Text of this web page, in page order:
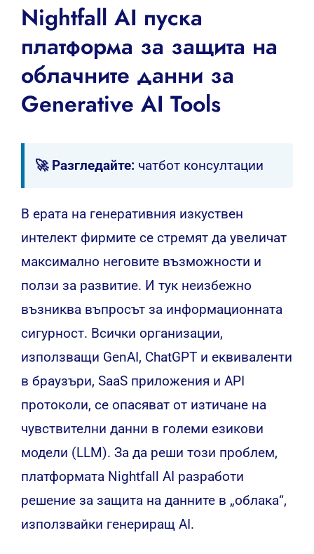
Nightfall AI пуска
платформа за защита на
облачните данни за
Generative AI Tools
🚀 Разгледайте: чатбот консултации
В ерата на генеративния изкуствен
интелект фирмите се стремят да увеличат
максимално неговите възможности и
ползи за развитие. И тук неизбежно
възниква въпросът за информационната
сигурност. Всички организации,
използващи GenAI, ChatGPT и еквиваленти
в браузъри, SaaS приложения и API
протоколи, се опасяват от изтичане на
чувствителни данни в големи езикови
модели (LLM). За да реши този проблем,
платформата Nightfall AI разработи
решение за защита на данните в „облака“,
използвайки генериращ AI.